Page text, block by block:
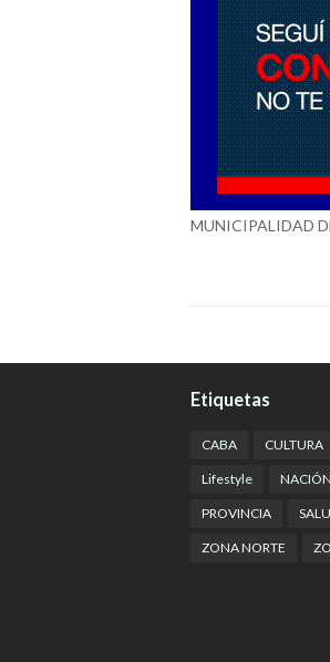
MUNICIPALIDAD
Etiquetas
CABA CULTURA
Lifestyle NACIÓN
PROVINCIA
ZONA NORTE